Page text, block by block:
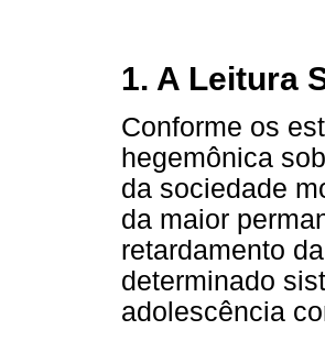
1. A Leitura
Conforme os
hegemônica
da sociedade
da maior
retardamento
determinado
adolescência